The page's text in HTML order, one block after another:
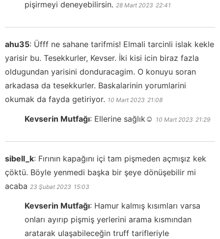
pişirmeyi deneyebilirsin. 28 Mart 2023 22:41
ahu35: Üfff ne sahane tarifmis! Elmali tarcinli islak kekle
yarisir bu. Tesekkurler, Kevser. İki kisi icin biraz fazla
oldugundan yarisini donduracagim. O konuyu soran
arkadasa da tesekkurler. Baskalarinin yorumlarini
okumak da fayda getiriyor. 10 Mart 2023 21:08
Kevserin Mutfağı: Ellerine sağlık☺️ 10 Mart 2023 21:29
sibell_k: Fırının kapağını içi tam pişmeden açmışız kek
çöktü. Böyle yenmedi başka bir şeye dönüşebilir mi
acaba 23 Şubat 2023 15:03
Kevserin Mutfağı: Hamur kalmış kısımları varsa
onları ayırıp pişmiş yerlerini arama kısmından
aratarak ulaşabileceğin truff tarifleriyle